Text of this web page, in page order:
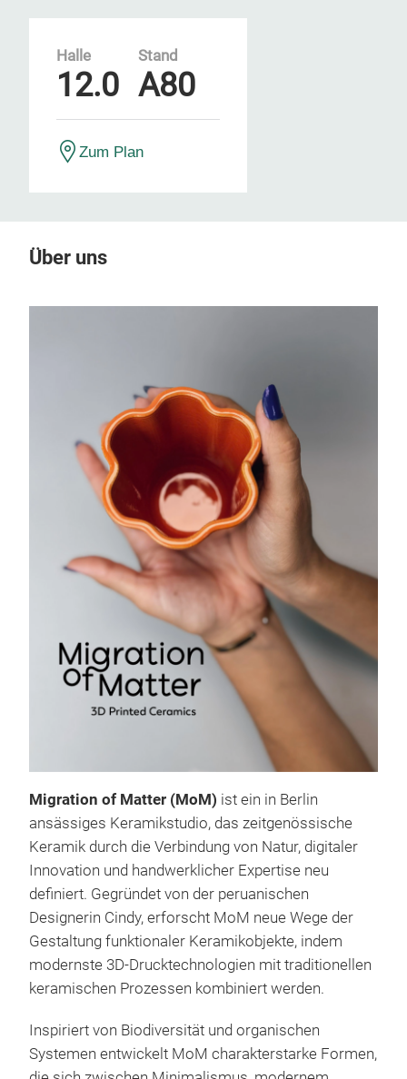
Halle
12.0
Stand
A80
Zum Plan
Über uns
Migration of Matter (MoM) ist ein in Berlin
ansässiges Keramikstudio, das zeitgenössische
Keramik durch die Verbindung von Natur, digitaler
Innovation und handwerklicher Expertise neu
definiert. Gegründet von der peruanischen
Designerin Cindy, erforscht MoM neue Wege der
Gestaltung funktionaler Keramikobjekte, indem
modernste 3D-Drucktechnologien mit traditionellen
keramischen Prozessen kombiniert werden.
Inspiriert von Biodiversität und organischen
Systemen entwickelt MoM charakterstarke Formen,